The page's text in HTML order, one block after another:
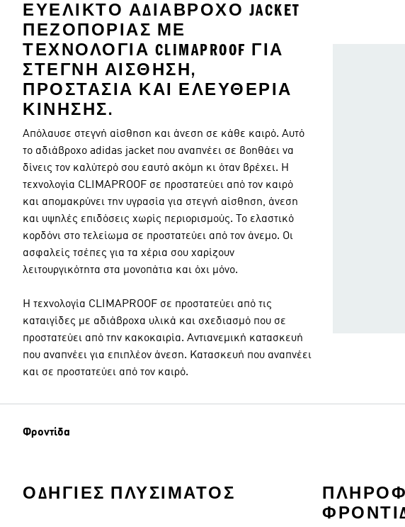
Διαστάσεις
ΕΥΈΛΙΚΤΟ ΑΔΙΆΒΡΟΧΟ JACKET
ΠΕΖΟΠΟΡΊΑΣ ΜΕ
ΤΕΧΝΟΛΟΓΊΑ CLIMAPROOF ΓΙΑ
ΣΤΕΓΝΉ ΑΊΣΘΗΣΗ,
ΠΡΟΣΤΑΣΊΑ ΚΑΙ ΕΛΕΥΘΕΡΊΑ
ΚΊΝΗΣΗΣ.
Απόλαυσε στεγνή αίσθηση και άνεση σε κάθε καιρό. Αυτό
το αδιάβροχο adidas jacket που αναπνέει σε βοηθάει να
δίνεις τον καλύτερό σου εαυτό ακόμη κι όταν βρέχει. Η
τεχνολογία CLIMAPROOF σε προστατεύει από τον καιρό
και απομακρύνει την υγρασία για στεγνή αίσθηση, άνεση
και υψηλές επιδόσεις χωρίς περιορισμούς. Το ελαστικό
κορδόνι στο τελείωμα σε προστατεύει από τον άνεμο. Οι
ασφαλείς τσέπες για τα χέρια σου χαρίζουν
λειτουργικότητα στα μονοπάτια και όχι μόνο.
Η τεχνολογία CLIMAPROOF σε προστατεύει από τις
καταιγίδες με αδιάβροχα υλικά και σχεδιασμό που σε
προστατεύει από την κακοκαιρία. Αντιανεμική κατασκευή
που αναπνέει για επιπλέον άνεση. Κατασκευή που αναπνέει
και σε προστατεύει από τον καιρό.
Φροντίδα
ΟΔΗΓΊΕΣ ΠΛΥΣΊΜΑΤΟΣ